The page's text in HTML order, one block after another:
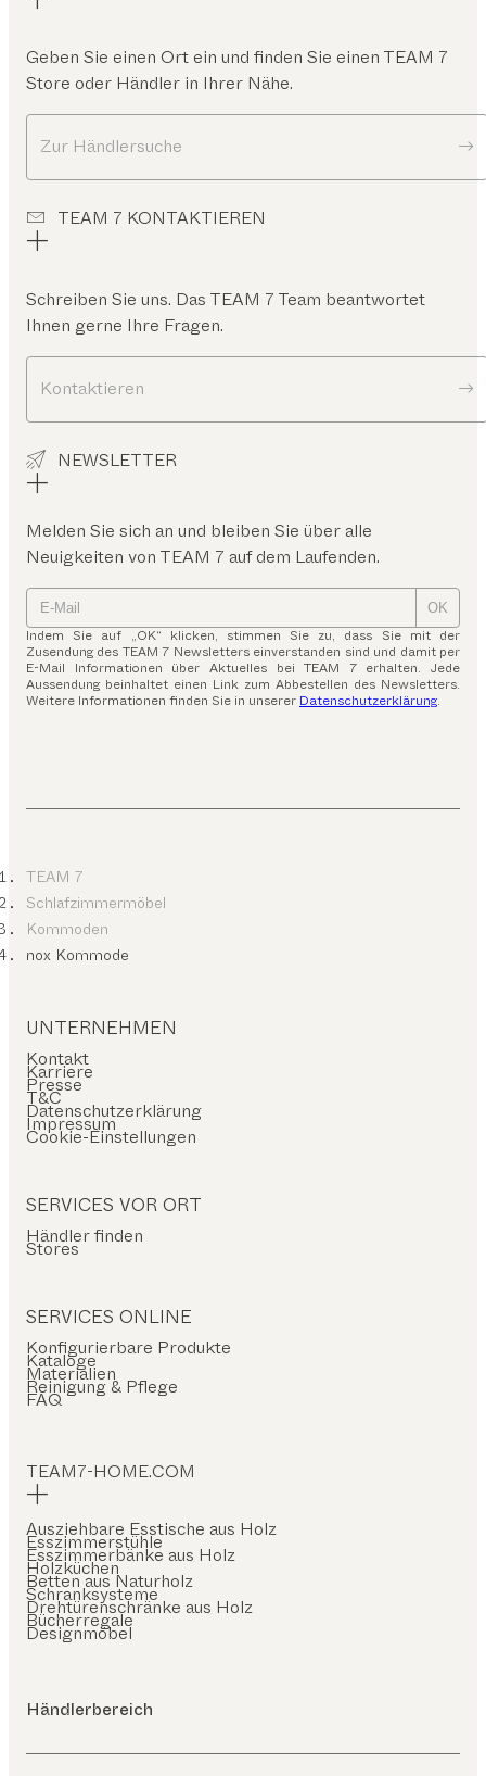
Geben Sie einen Ort ein und finden Sie einen TEAM 7
Store oder Händler in Ihrer Nähe.
Zur Händlersuche
TEAM 7 KONTAKTIEREN
Schreiben Sie uns. Das TEAM 7 Team beantwortet
Ihnen gerne Ihre Fragen.
Kontaktieren
NEWSLETTER
Melden Sie sich an und bleiben Sie über alle
Neuigkeiten von TEAM 7 auf dem Laufenden.
OK
Indem Sie auf „OK“ klicken, stimmen Sie zu, dass Sie mit der
Zusendung des TEAM 7 Newsletters einverstanden sind und damit per
E-Mail Informationen über Aktuelles bei TEAM 7 erhalten. Jede
Aussendung beinhaltet einen Link zum Abbestellen des Newsletters.
Weitere Informationen finden Sie in unserer Datenschutzerklärung.
TEAM 7
Schlafzimmermöbel
Kommoden
nox Kommode
UNTERNEHMEN
Kontakt
Karriere
Presse
T&C
Datenschutzerklärung
Impressum
Cookie-Einstellungen
SERVICES VOR ORT
Händler finden
Stores
SERVICES ONLINE
Konfigurierbare Produkte
Kataloge
Materialien
Reinigung & Pflege
FAQ
TEAM7-HOME.COM
Ausziehbare Esstische aus Holz
Esszimmerstühle
Esszimmerbänke aus Holz
Holzküchen
Betten aus Naturholz
Schranksysteme
Drehtürenschränke aus Holz
Bücherregale
Designmöbel
Händlerbereich